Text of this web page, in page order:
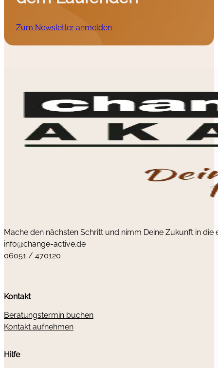
Zum Newsletter anmelden
Mache den nächsten Schritt und nimm Deine Zukunft in die
info@change-active.de
06051 / 470120
Kontakt
Beratungstermin buchen
Kontakt aufnehmen
Hilfe